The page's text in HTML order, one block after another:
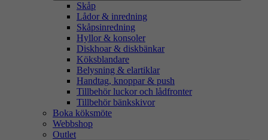
Skåp
Lådor & inredning
Skåpsinredning
Hyllor & konsoler
Diskhoar & diskbänkar
Köksblandare
Belysning & elartiklar
Handtag, knoppar & push
Tillbehör luckor och lådfronter
Tillbehör bänkskivor
Boka köksmöte
Webbshop
Outlet